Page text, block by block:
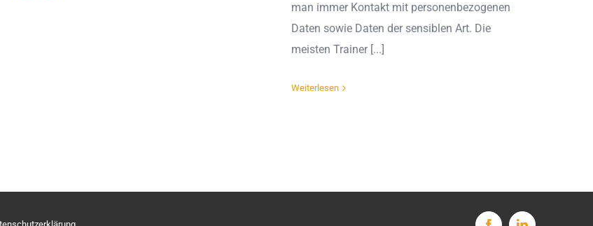
man immer Kontakt mit personenbezogenen
Daten sowie Daten der sensiblen Art. Die
meisten Trainer [...]
Weiterlesen